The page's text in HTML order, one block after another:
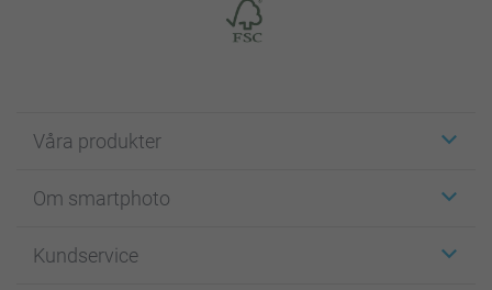
Våra produkter
Fotokort
Fotoböcker
Om smartphoto
För affiliates
Kundservice